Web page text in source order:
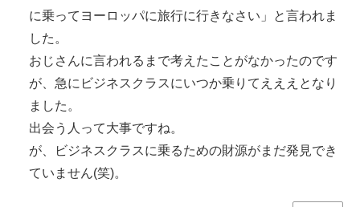
に乗ってヨーロッパに旅行に行きなさい」と言われま
した。
おじさんに言われるまで考えたことがなかったのです
が、急にビジネスクラスにいつか乗りてえええとなり
ました。
出会う人って大事ですね。
が、ビジネスクラスに乗るための財源がまだ発見でき
ていません(笑)。